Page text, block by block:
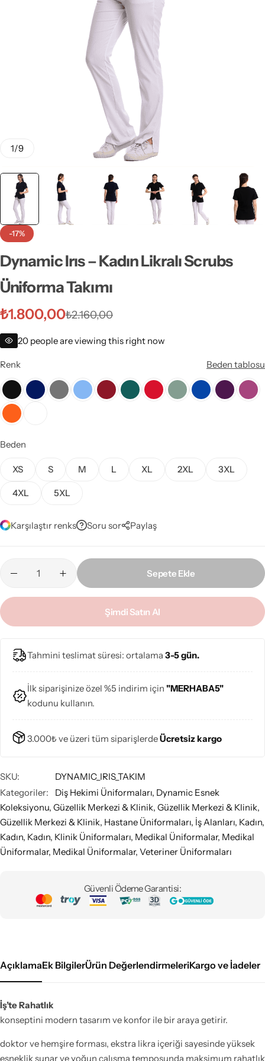
1/9
-17%
Dynamic Irıs – Kadın Likralı Scrubs
Üniforma Takımı
₺2.160,00
₺1.800,00
20 people are viewing this right now
Renk
Beden
XS S M L XL 2XL 3XL
4XL 5XL
Beden tablosu
Karşılaştır renks Soru sor Paylaş
Sepete Ekle
Şimdi Satın Al
Tahmini teslimat süresi: ortalama 3-5 gün.
İlk siparişinize özel %5 indirim için "MERHABA5"
kodunu kullanın.
3.000₺ ve üzeri tüm siparişlerdeÜcretsiz kargo
SKU:
DYNAMIC_IRIS_TAKIM
Kategoriler:
Diş Hekimi Üniformaları, Dynamic Esnek
Koleksiyonu, Güzellik Merkezi & Klinik, Güzellik Merkezi & Klinik,
Güzellik Merkezi & Klinik, Hastane Üniformaları, İş Alanları, Kadın,
Kadın, Kadın, Klinik Üniformaları, Medikal Üniformalar, Medikal
Üniformalar, Medikal Üniformalar, Veteriner Üniformaları
Güvenli Ödeme Garantisi:
AçıklamaEk BilgilerÜrün DeğerlendirmeleriKargo ve İadeler
İş’te Rahatlık
konseptini modern tasarım ve konfor ile bir araya getirir.
doktor ve hemşire forması, ekstra likra içeriği sayesinde yüksek
esneklik sunar ve yoğun çalışma temposunda maksimum rahatlık
Klinik Destek Personeli & Sürekli İşçi
Sağlık Bölümü Öğrencileri
Teknik Hizmetler
Teknisyen & Teknikerler
Tıbbi Sekreterler